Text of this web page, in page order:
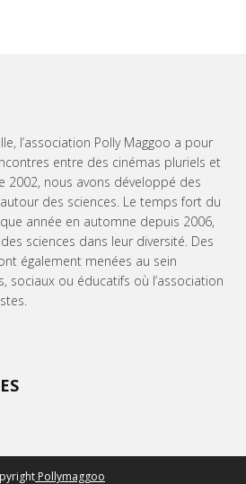
l’association Polly Maggoo a pour
entre des cinémas pluriels et
2002, nous avons développé des
des sciences. Le temps fort du
année en automne depuis 2006,
sciences dans leur diversité. Des
également menées au sein
sociaux ou éducatifs où l’association
Pollymaggoo